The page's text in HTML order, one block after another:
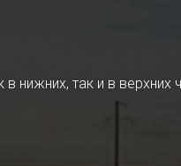
так и в верхних